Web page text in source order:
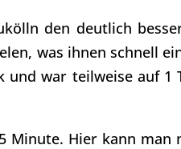
den deutlich
was ihnen schnell
und war teilweise auf 1
Minute. Hier kann man